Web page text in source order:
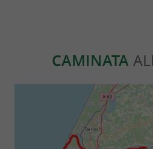
CAMINATA